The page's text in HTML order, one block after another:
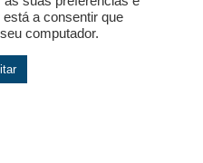
a consentir que
computador.